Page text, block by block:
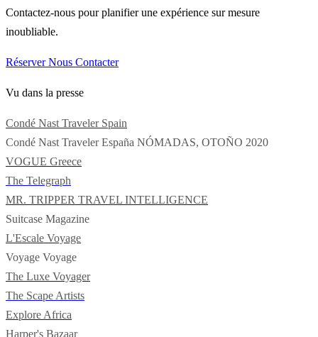
Contactez-nous pour planifier une expérience sur mesure
inoubliable.
RéserverNous Contacter
Vu dans la presse
Condé Nast Traveler Spain
Condé Nast Traveler España NÓMADAS, OTOÑO 2020
VOGUE Greece
The Telegraph
MR. TRIPPER TRAVEL INTELLIGENCE
Suitcase Magazine
L'Escale Voyage
Voyage Voyage
The Luxe Voyager
The Scape Artists
Explore Africa
Harper's Bazaar